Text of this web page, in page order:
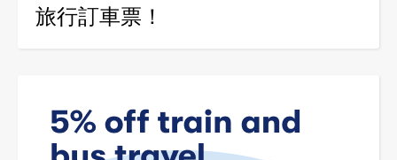
旅行訂車票！